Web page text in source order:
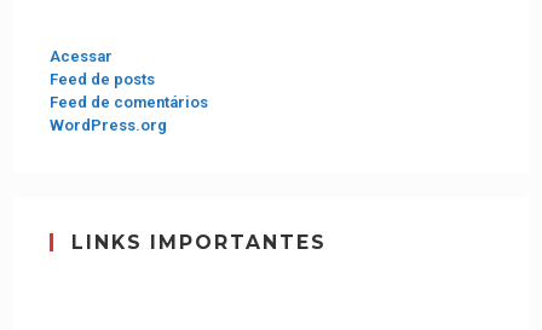
Acessar
Feed de posts
Feed de comentários
WordPress.org
LINKS IMPORTANTES